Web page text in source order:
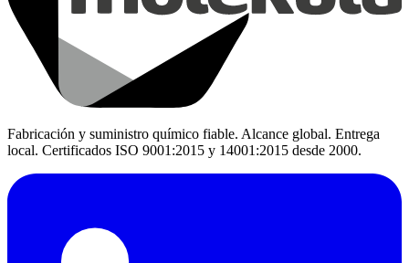
Fabricación y suministro químico fiable. Alcance global. Entrega
local. Certificados ISO 9001:2015 y 14001:2015 desde 2000.